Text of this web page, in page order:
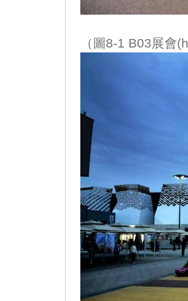
（圖8-1 B03展會